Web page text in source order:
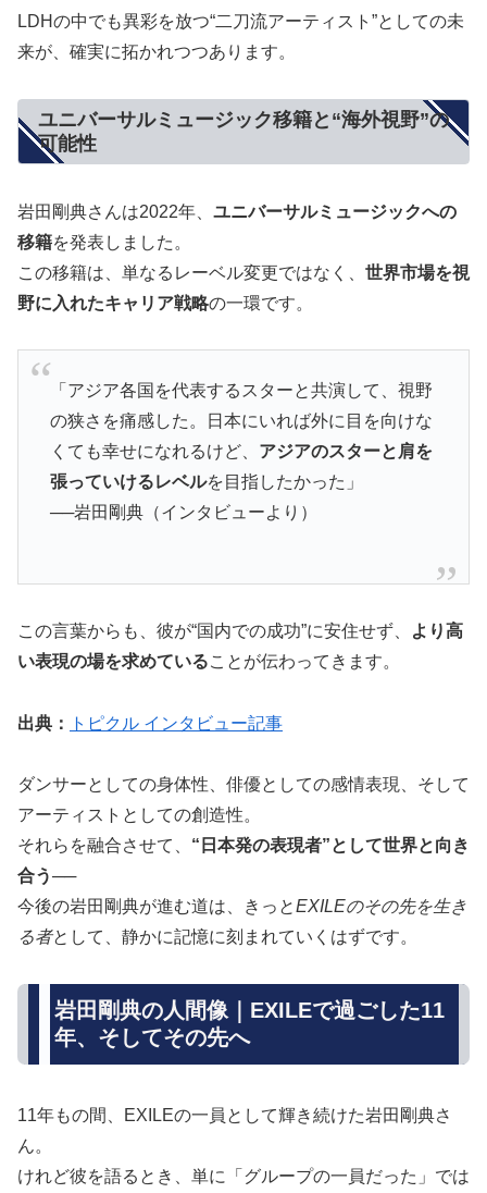
LDHの中でも異彩を放つ“二刀流アーティスト”としての未
来が、確実に拓かれつつあります。
ユニバーサルミュージック移籍と“海外視野”の
可能性
岩田剛典さんは2022年、 ユニバーサルミュージックへの
移籍を発表しました。
この移籍は、単なるレーベル変更ではなく、 世界市場を視
野に入れたキャリア戦略の一環です。
「アジア各国を代表するスターと共演して、視野
の狭さを痛感した。日本にいれば外に目を向けな
くても幸せになれるけど、 アジアのスターと肩を
張っていけるレベルを目指したかった」
──岩田剛典（インタビューより）
この言葉からも、彼が“国内での成功”に安住せず、
より高
い表現の場を求めていることが伝わってきます。
出典： トピクル インタビュー記事
ダンサーとしての身体性、俳優としての感情表現、そして
アーティストとしての創造性。
それらを融合させて、 “日本発の表現者”として世界と向き
合う──
今後の岩田剛典が進む道は、きっとEXILEのその先を生き
る者として、静かに記憶に刻まれていくはずです。
岩田剛典の人間像｜EXILEで過ごした11
年、そしてその先へ
11年もの間、EXILEの一員として輝き続けた岩田剛典さ
ん。
けれど彼を語るとき、単に「グループの一員だった」では